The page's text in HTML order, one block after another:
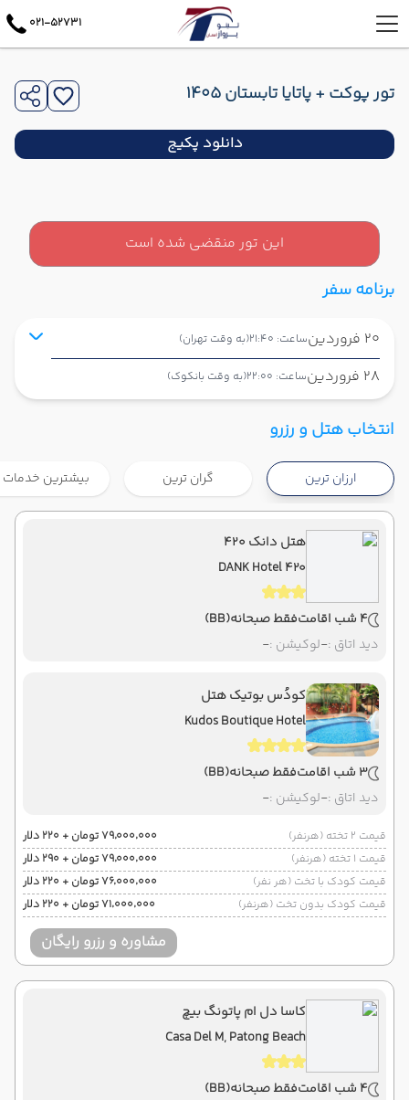
021-52731
تور پوکت + پاتایا تابستان 1405
دانلود پکیج
این تور منقضی شده است
برنامه سفر
20 فروردین ساعت: 21:40 (به وقت تهران)
28 فروردین ساعت: 22:00 (به وقت بانکوک)
شروع سفر تهران ,
نوع سفر :هواییEconomy ماهان
ساعت حرکت :21:40
07:00
پایان سفر بانکوک , فرودگاه بین‌المللی سووارنابومی BKK
تهران ,
نوع سفر :هواییEconomy
انتخاب هتل و رزرو
ارزان ترین گران ترین بیشترین خدمات
هتل دانک ۴۲۰
DANK Hotel 420
4 شب اقامت فقط صبحانه(BB)
دید اتاق :-لوکیشن :-
کودُس بوتیک هتل
Kudos Boutique Hotel
3 شب اقامت فقط صبحانه(BB)
دید اتاق :-لوکیشن :-
قیمت 2 تخته (هرنفر)
۷۹٬۰۰۰٬۰۰۰ تومان + ۲۲۰ دلار
قیمت 1 تخته (هرنفر)
۷۹٬۰۰۰٬۰۰۰ تومان + ۲۹۰ دلار
قیمت کودک با تخت (هر نفر)
۷۶٬۰۰۰٬۰۰۰ تومان + ۲۲۰ دلار
قیمت کودک بدون تخت (هرنفر)
۷۱٬۰۰۰٬۰۰۰ تومان + ۲۲۰ دلار
مشاوره و رزرو رایگان
کاسا دل ام پاتونگ بیچ
Casa Del M, Patong Beach
4 شب اقامت فقط صبحانه(BB)